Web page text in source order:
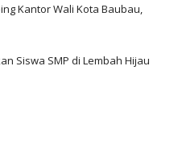
Kantor Wali Kota Baubau,
Siswa SMP di Lembah Hijau